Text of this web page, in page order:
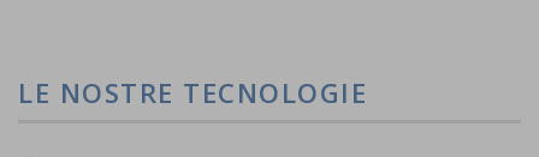
LE NOSTRE TECNOLOGIE